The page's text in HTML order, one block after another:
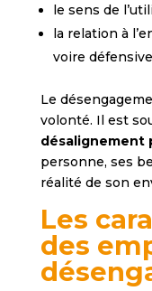
le sens de
la relation à
voire
Le
volonté. Il est
désalignement
personne, ses
réalité de son
Les
des